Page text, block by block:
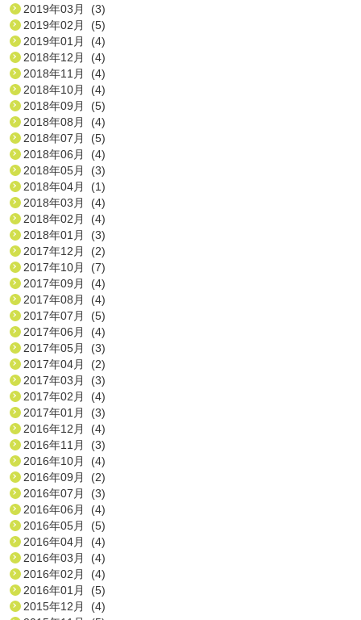
2019年03月 (3)
2019年02月 (5)
2019年01月 (4)
2018年12月 (4)
2018年11月 (4)
2018年10月 (4)
2018年09月 (5)
2018年08月 (4)
2018年07月 (5)
2018年06月 (4)
2018年05月 (3)
2018年04月 (1)
2018年03月 (4)
2018年02月 (4)
2018年01月 (3)
2017年12月 (2)
2017年10月 (7)
2017年09月 (4)
2017年08月 (4)
2017年07月 (5)
2017年06月 (4)
2017年05月 (3)
2017年04月 (2)
2017年03月 (3)
2017年02月 (4)
2017年01月 (3)
2016年12月 (4)
2016年11月 (3)
2016年10月 (4)
2016年09月 (2)
2016年07月 (3)
2016年06月 (4)
2016年05月 (5)
2016年04月 (4)
2016年03月 (4)
2016年02月 (4)
2016年01月 (5)
2015年12月 (4)